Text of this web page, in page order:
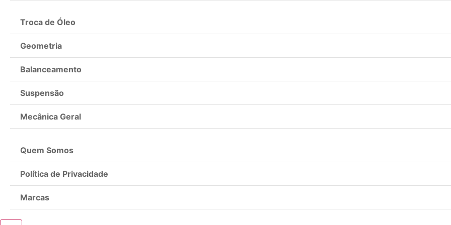
Troca de Óleo
Geometria
Balanceamento
Suspensão
Mecânica Geral
Quem Somos
Política de Privacidade
Marcas